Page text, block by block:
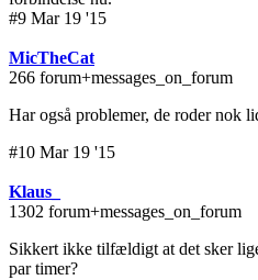
#9 Mar 19 '15
MicTheCat
266 forum+messages_on_forum
Har også problemer, de roder nok
#10 Mar 19 '15
Klaus_
1302 forum+messages_on_forum
Sikkert ikke tilfældigt at det sker
par timer?